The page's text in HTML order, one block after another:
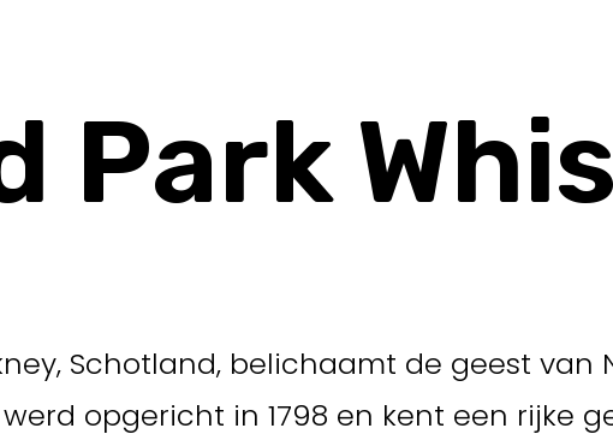
Park
Schotland, belichaamt de geest van
opgericht in 1798 en kent een rijke